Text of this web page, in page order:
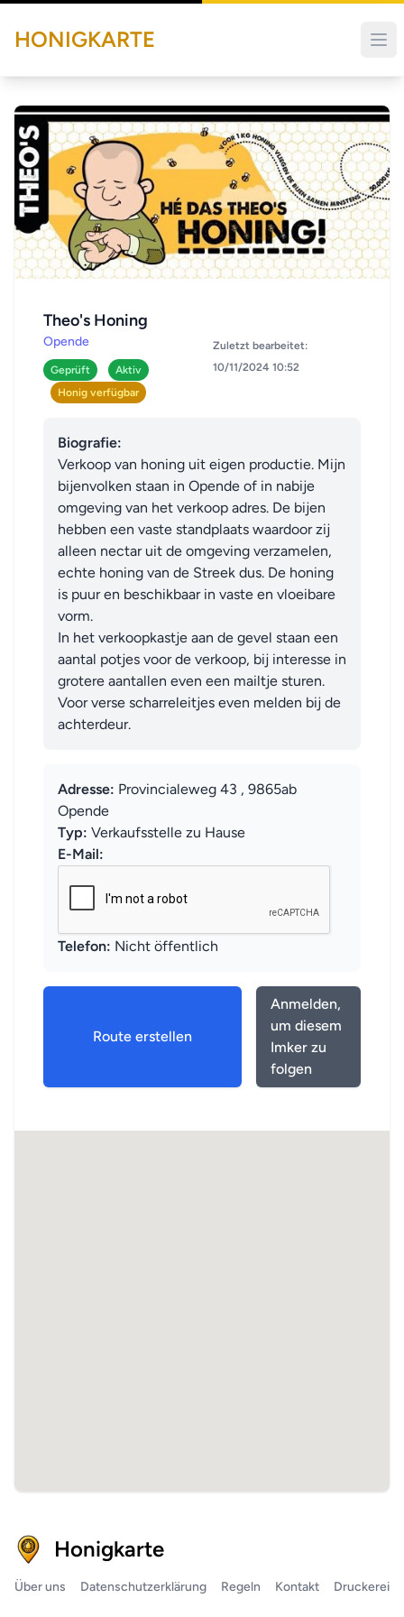
HONIGKARTE
Theo's Honing
Opende
Geprüft
Aktiv
Honig verfügbar
Zuletzt bearbeitet:
10/11/2024 10:52
Biografie:
Verkoop van honing uit eigen productie. Mijn
bijenvolken staan in Opende of in nabije
omgeving van het verkoop adres. De bijen
hebben een vaste standplaats waardoor zij
alleen nectar uit de omgeving verzamelen,
echte honing van de Streek dus. De honing
is puur en beschikbaar in vaste en vloeibare
vorm.
In het verkoopkastje aan de gevel staan een
aantal potjes voor de verkoop, bij interesse in
grotere aantallen even een mailtje sturen.
Voor verse scharreleitjes even melden bij de
achterdeur.
Adresse: Provincialeweg 43 , 9865ab
Opende
Typ: Verkaufsstelle zu Hause
E-Mail:
Telefon: Nicht öffentlich
Route erstellen
Anmelden,
um diesem
Imker zu
folgen
Honigkarte
Über uns Datenschutzerklärung Regeln Kontakt Druckerei